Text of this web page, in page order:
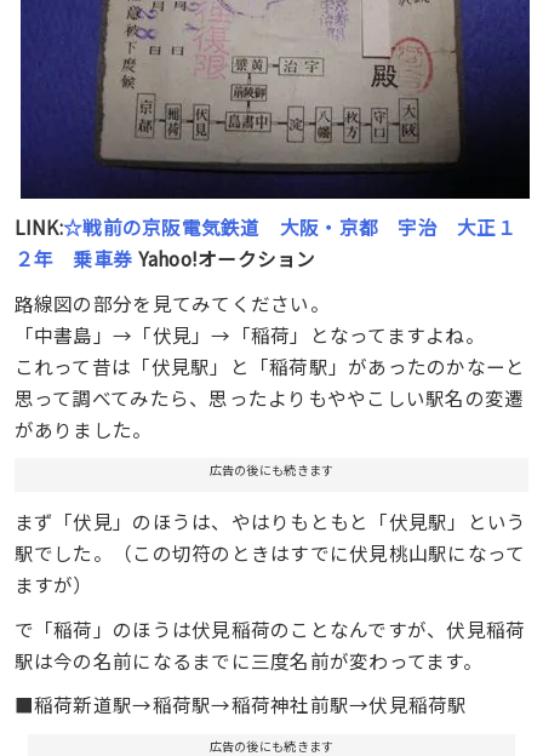
LINK:☆戦前の京阪電気鉄道 大阪・京都 宇治 大正１
２年 乗車券 Yahoo!オークション
路線図の部分を見てみてください。
「中書島」→「伏見」→「稲荷」となってますよね。
これって昔は「伏見駅」と「稲荷駅」があったのかなーと
思って調べてみたら、思ったよりもややこしい駅名の変遷
がありました。
広告の後にも続きます
まず「伏見」のほうは、やはりもともと「伏見駅」という
駅でした。（この切符のときはすでに伏見桃山駅になって
ますが）
で「稲荷」のほうは伏見稲荷のことなんですが、伏見稲荷
駅は今の名前になるまでに三度名前が変わってます。
■稲荷新道駅→稲荷駅→稲荷神社前駅→伏見稲荷駅
広告の後にも続きます